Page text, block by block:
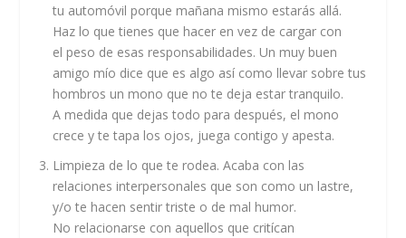
tu automóvil porque mañana mismo estarás allá.
Haz lo que tienes que hacer en vez de cargar con
el peso de esas responsabilidades. Un muy buen
amigo mío dice que es algo así como llevar sobre tus
hombros un mono que no te deja estar tranquilo.
A medida que dejas todo para después, el mono
crece y te tapa los ojos, juega contigo y apesta.
Limpieza de lo que te rodea. Acaba con las
relaciones interpersonales que son como un lastre,
y/o te hacen sentir triste o de mal humor.
No relacionarse con aquellos que critícan